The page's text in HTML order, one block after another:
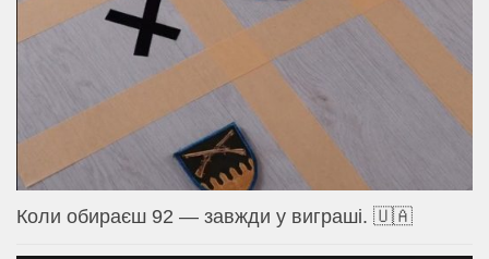
Коли обираєш 92 — завжди у виграші. 🇺🇦